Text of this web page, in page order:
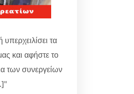
τα
και αφήστε το
των συνεργείων